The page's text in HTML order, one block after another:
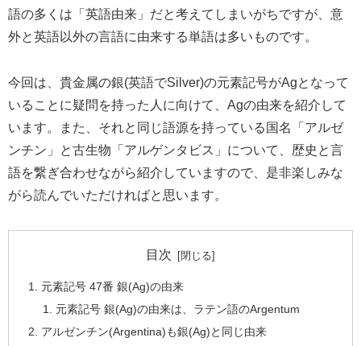
語の多くは「英語由来」だと考えてしまいがちですが、意
外と英語以外の言語に由来する単語は多いものです。
今回は、貴金属の銀(英語でSilver)の元素記号がAgとなって
いることに疑問を持った人に向けて、Agの由来を紹介して
います。また、それと同じ語源を持っている国名「アルゼ
ンチン」と古生物「アルゲンタビス」について、歴史と言
語を繋ぎ合わせながら紹介していますので、是非楽しみな
がら読んでいただければと思います。
目次
元素記号 47番 銀(Ag)の由来
元素記号 銀(Ag)の由来は、ラテン語のArgentum
アルゼンチン(Argentina)も銀(Ag)と同じ由来